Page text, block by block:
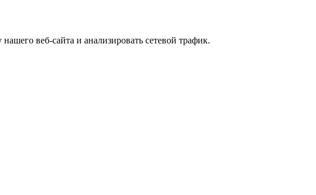
веб-сайта и анализировать сетевой трафик.